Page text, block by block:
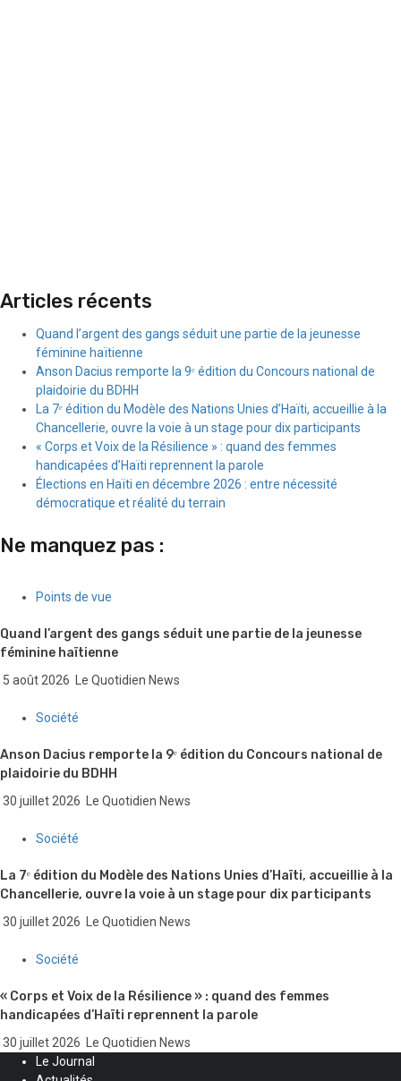
Articles récents
Quand l’argent des gangs séduit une partie de la jeunesse
féminine haïtienne
Anson Dacius remporte la 9ᵉ édition du Concours national de
plaidoirie du BDHH
La 7ᵉ édition du Modèle des Nations Unies d’Haïti, accueillie à la
Chancellerie, ouvre la voie à un stage pour dix participants
« Corps et Voix de la Résilience » : quand des femmes
handicapées d’Haïti reprennent la parole
Élections en Haïti en décembre 2026 : entre nécessité
démocratique et réalité du terrain
Ne manquez pas :
Points de vue
Quand l’argent des gangs séduit une partie de la jeunesse
féminine haïtienne
5 août 2026 Le Quotidien News
Société
Anson Dacius remporte la 9ᵉ édition du Concours national de
plaidoirie du BDHH
30 juillet 2026 Le Quotidien News
Société
La 7ᵉ édition du Modèle des Nations Unies d’Haïti, accueillie à la
Chancellerie, ouvre la voie à un stage pour dix participants
30 juillet 2026 Le Quotidien News
Société
« Corps et Voix de la Résilience » : quand des femmes
handicapées d’Haïti reprennent la parole
30 juillet 2026
Le Quotidien News
Le Journal